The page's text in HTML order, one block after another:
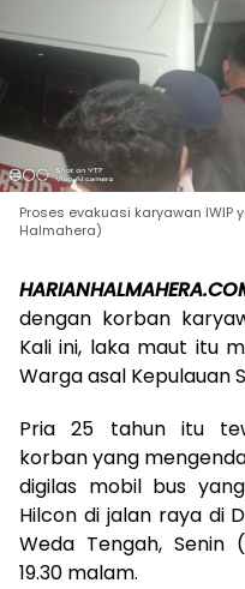
Proses evakuasi karyawan IWIP
Halmahera)
dengan korban
Kali ini, laka maut itu
Warga asal Kepulauan
Pria 25 tahun itu
korban yang
digilas mobil bus
Hilcon di jalan raya di
Weda Tengah, Senin
19.30 malam.